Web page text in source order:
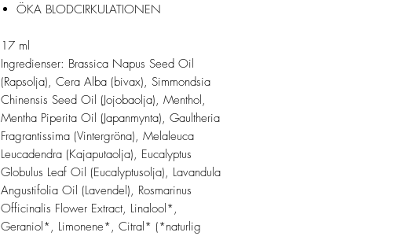
ÖKA BLODCIRKULATIONEN
17 ml
Ingredienser: Brassica Napus Seed Oil
(Rapsolja), Cera Alba (bivax), Simmondsia
Chinensis Seed Oil (Jojobaolja), Menthol,
Mentha Piperita Oil (Japanmynta), Gaultheria
Fragrantissima (Vintergröna), Melaleuca
Leucadendra (Kajaputaolja), Eucalyptus
Globulus Leaf Oil (Eucalyptusolja), Lavandula
Angustifolia Oil (Lavendel), Rosmarinus
Officinalis Flower Extract, Linalool*,
Geraniol*, Limonene*, Citral* (*naturlig